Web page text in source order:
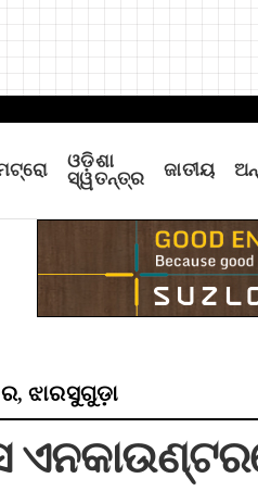
ଓଡ଼ିଶା
ସ୍ୱତନ୍ତ୍ର
ଜାତୀୟ
,ଝାରସୁଗୁଡ଼ା